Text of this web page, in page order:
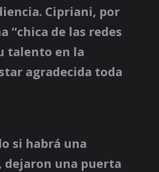
Cipriani, por
“chica de las redes
talento en la
agradecida toda
si habrá una
dejaron una puerta